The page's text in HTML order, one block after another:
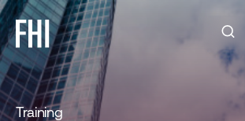
Training